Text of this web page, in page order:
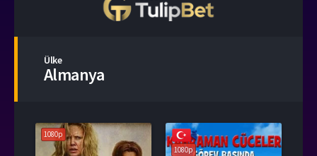
Ülke
Almanya
1080p
1080p